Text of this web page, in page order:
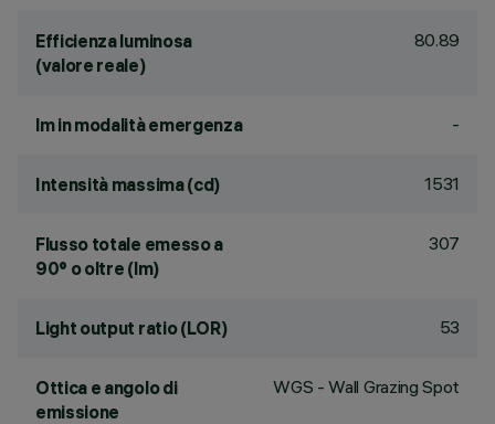
Efficienza luminosa
(valore reale)
80.89
lm in modalità emergenza -
Intensità massima (cd) 1531
Flusso totale emesso a
90° o oltre (lm)
307
Light output ratio (LOR) 53
Ottica e angolo di
emissione
WGS - Wall Grazing Spot